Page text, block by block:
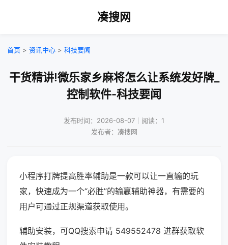
凑搜网
首页 > 资讯中心 > 科技要闻
干货精讲!微乐家乡麻将怎么让系统发好牌_
控制软件-科技要闻
发布时间：2026-08-07｜阅读：1
发布者：凑搜网
小程序打牌提高胜率辅助是一款可以让一直输的玩
家，快速成为一个“必胜”的输赢辅助神器，有需要的
用户可通过正规渠道获取使用。
辅助安装，可QQ搜索申请 549552478 进群获取软